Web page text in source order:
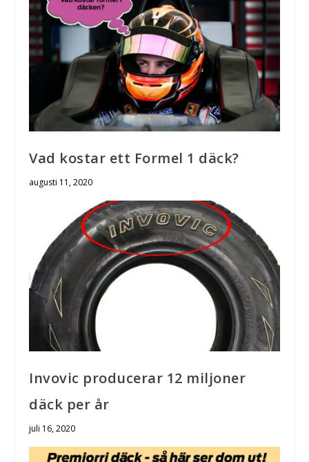
Vad kostar ett Formel 1 däck?
augusti 11, 2020
Invovic producerar 12 miljoner
däck per år
juli 16, 2020